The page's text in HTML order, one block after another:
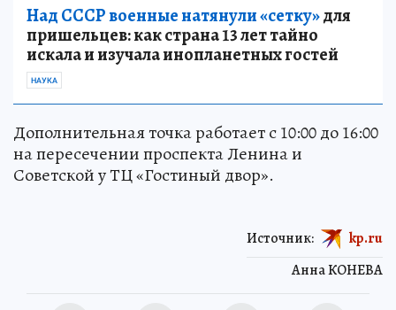
Над СССР военные натянули «сетку»для
пришельцев: как страна 13 лет тайно
искала и изучала инопланетных гостей
НАУКА
Дополнительная точка работает с 10:00 до 16:00
на пересечении проспекта Ленина и
Советской у ТЦ «Гостиный двор».
Анна КОНЕВА
Источник: kp.ru